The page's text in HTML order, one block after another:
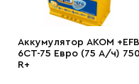
Аккумулятор AКОМ +EFB
6CT-75 Евро (75 А/ч)
R+